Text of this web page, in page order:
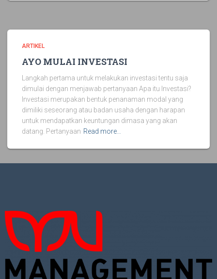
ARTIKEL
AYO MULAI INVESTASI
Langkah pertama untuk melakukan investasi tentu saja
dimulai dengan menjawab pertanyaan Apa itu Investasi?
Investasi merupakan bentuk penanaman modal yang
dimiliki seseorang atau badan usaha dengan harapan
untuk mendapatkan keuntungan dimasa yang akan
datang. Pertanyaan Read more…